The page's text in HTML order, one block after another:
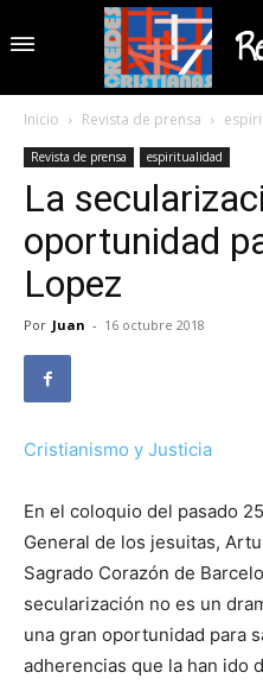
Inicio Revista de prensa
Revista de prensa espiritualidad
La
oportunidad
Lopez
Por Juan - 16 octubre 2018
Cristianismo y Justicia
En el coloquio del pasado
General de los jesuitas,
Sagrado Corazón de
secularización no es un
una gran oportunidad para
adherencias que la han ido